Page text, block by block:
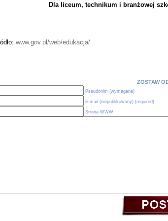
Dla liceum, technikum i branżowej
www.gov.pl/web/edukacja/
ZOSTAW
Pseudonim (wymagane)
E-mail (niepublikowany) (required)
Strona WWW